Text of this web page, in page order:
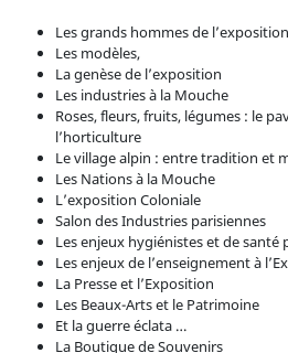
Les grands hommes de
Les modèles,
La genèse de l’exposition
Les industries à la Mouche
Roses, fleurs, fruits, légumes : le
l’horticulture
Le village alpin : entre tradition et
Les Nations à la Mouche
L’exposition Coloniale
Salon des Industries parisiennes
Les enjeux hygiénistes et de santé
Les enjeux de l’enseignement à
La Presse et l’Exposition
Les Beaux-Arts et le Patrimoine
Et la guerre éclata …
La Boutique de Souvenirs